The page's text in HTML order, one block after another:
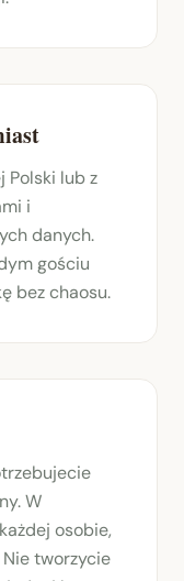
Polski lub z
i
danych.
gościu
bez chaosu.
W
osobie,
tworzycie